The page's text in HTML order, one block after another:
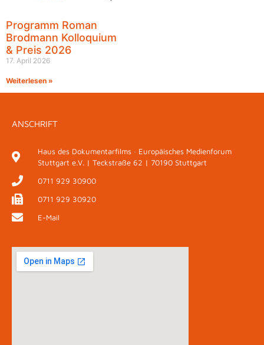
Programm Roman
Brodmann Kolloquium
& Preis 2026
17. April 2026
Weiterlesen »
ANSCHRIFT
Haus des Dokumentarfilms · Europäisches Medienforum
Stuttgart e.V. | Teckstraße 62 | 70190 Stuttgart
0711 929 30900
0711 929 30920
E-Mail